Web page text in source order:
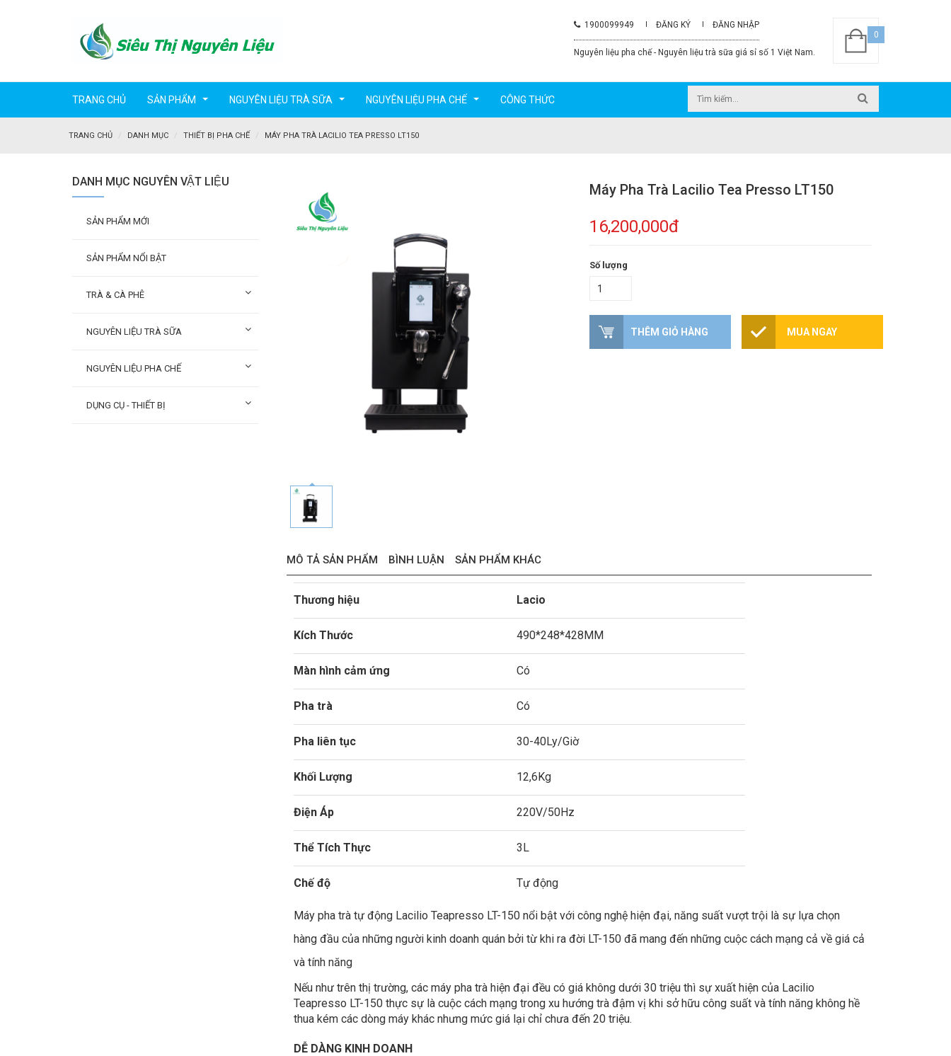
0
1900099949 ĐĂNG KÝ ĐĂNG NHẬP
Nguyên liệu pha chế - Nguyên liệu trà sữa giá sỉ số 1 Việt Nam.
TRANG CHỦ SẢN PHẨM NGUYÊN LIỆU TRÀ SỮA NGUYÊN LIỆU PHA CHẾ CÔNG THỨC
TRANG CHỦ DANH MỤC THIẾT BỊ PHA CHẾ MÁY PHA TRÀ LACILIO TEA PRESSO LT150
DANH MỤC NGUYÊN VẬT LIỆU
SẢN PHẨM MỚI
SẢN PHẨM NỔI BẬT
TRÀ & CÀ PHÊ
NGUYÊN LIỆU TRÀ SỮA
NGUYÊN LIỆU PHA CHẾ
DỤNG CỤ - THIẾT BỊ
Máy Pha Trà Lacilio Tea Presso LT150
16,200,000đ
Số lượng
THÊM GIỎ HÀNG MUA NGAY
MÔ TẢ SẢN PHẨM BÌNH LUẬN SẢN PHẨM KHÁC
Thương hiệu Lacio
Kích Thước 490*248*428MM
Màn hình cảm ứng Có
Pha trà Có
Pha liên tục 30-40Ly/Giờ
Khối Lượng 12,6Kg
Điện Áp 220V/50Hz
Thể Tích Thực 3L
Chế độ Tự động
Máy pha trà tự động Lacilio Teapresso LT-150 nổi bật với công nghệ hiện đại, năng suất vượt trội là sự lựa chọn
hàng đầu của những người kinh doanh quán bởi từ khi ra đời LT-150 đã mang đến những cuộc cách mạng cả về giá cả
và tính năng
Nếu như trên thị trường, các máy pha trà hiện đại đều có giá không dưới 30 triệu thì sự xuất hiện của Lacilio
Teapresso LT-150 thực sự là cuộc cách mạng trong xu hướng trà đậm vị khi sở hữu công suất và tính năng không hề
thua kém các dòng máy khác nhưng mức giá lại chỉ chưa đến 20 triệu.
DỄ DÀNG KINH DOANH